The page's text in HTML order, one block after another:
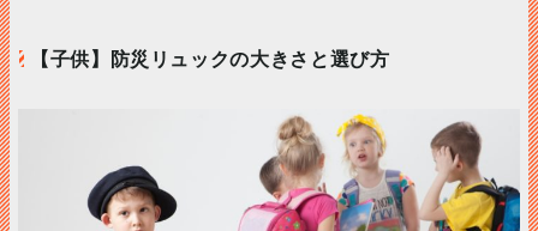
【子供】防災リュックの大きさと選び方